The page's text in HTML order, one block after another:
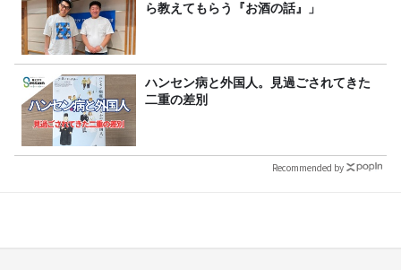
ら教えてもらう『お酒の話』」
ハンセン病と外国人。見過ごされてきた
二重の差別
Recommended by